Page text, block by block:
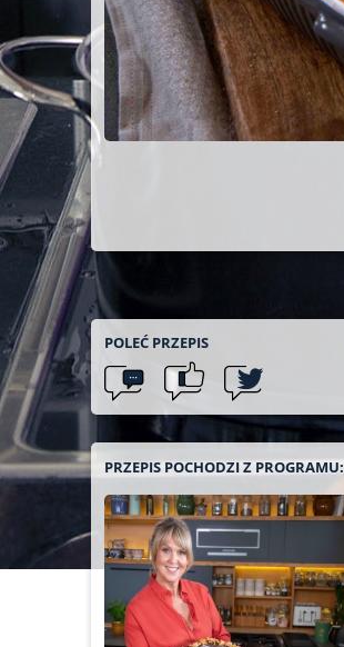
POLEĆ PRZEPIS
PRZEPIS POCHODZI Z PROGRAMU: